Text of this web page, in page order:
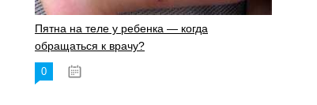
Пятна на теле у ребенка — когда
обращаться к врачу?
0